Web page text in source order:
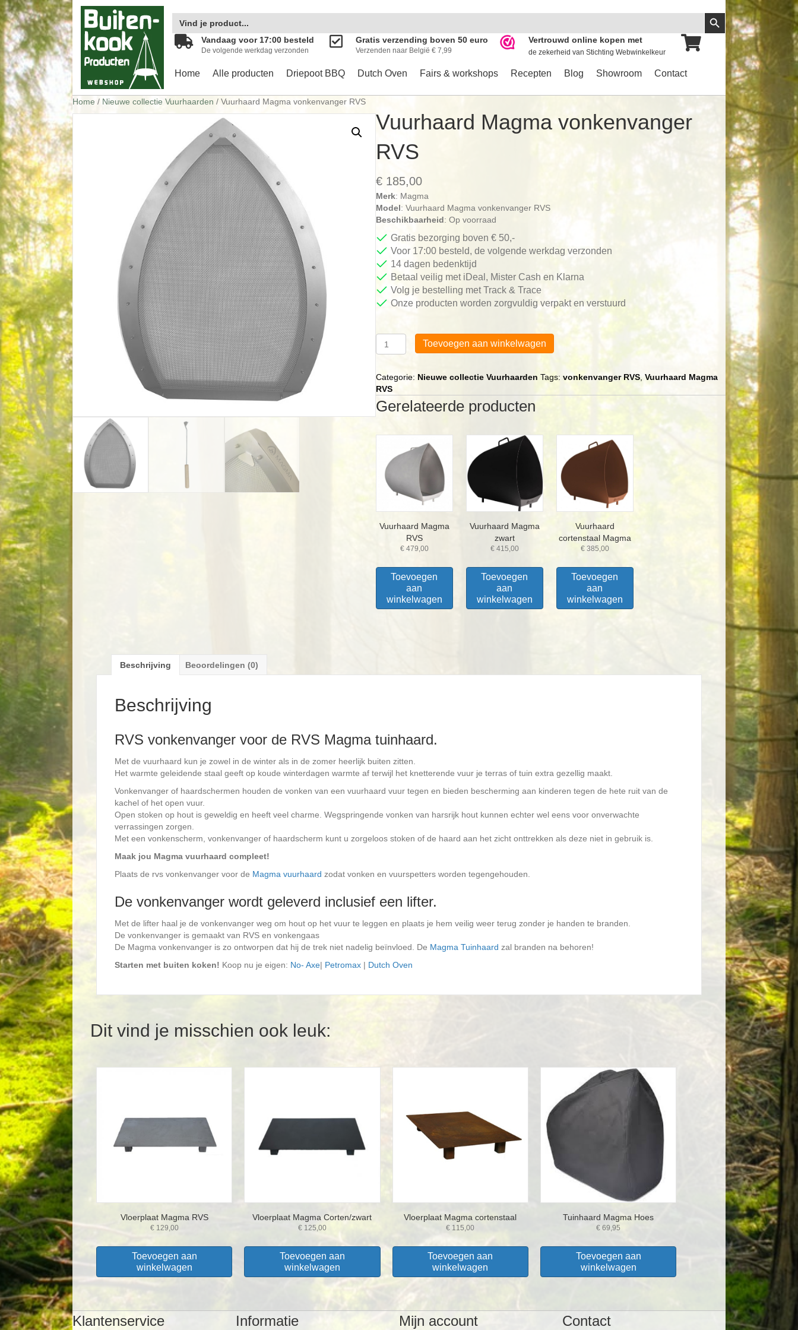
Zoek
naar:
Zoekknop
Vandaag voor 17:00 besteld
De volgende werkdag verzonden
Gratis verzending boven 50 euro
Verzenden naar België € 7,99
Vertrouwd online kopen met
de zekerheid van Stichting Webwinkelkeur
Home Alle producten Driepoot BBQ Dutch Oven Fairs & workshops Recepten Blog Showroom Contact
Home / Nieuwe collectie Vuurhaarden / Vuurhaard Magma vonkenvanger RVS
Vuurhaard Magma vonkenvanger
RVS
€ 185,00
Merk: Magma
Model: Vuurhaard Magma vonkenvanger RVS
Beschikbaarheid: Op voorraad
Gratis bezorging boven € 50,-
Voor 17:00 besteld, de volgende werkdag verzonden
14 dagen bedenktijd
Betaal veilig met iDeal, Mister Cash en Klarna
Volg je bestelling met Track & Trace
Onze producten worden zorgvuldig verpakt en verstuurd
Magma
RVS
aantal
Toevoegen aan winkelwagen
Categorie: Nieuwe collectie Vuurhaarden Tags:vonkenvanger RVS,Vuurhaard Magma
RVS
Gerelateerde producten
Vuurhaard Magma
RVS
€479,00
Toevoegen
aan
winkelwagen
Vuurhaard Magma
zwart
€415,00
Toevoegen
aan
winkelwagen
Vuurhaard
cortenstaal Magma
€385,00
Toevoegen
aan
winkelwagen
Beschrijving Beoordelingen (0)
Beschrijving
RVS vonkenvanger voor de RVS Magma tuinhaard.
Met de vuurhaard kun je zowel in de winter als in de zomer heerlijk buiten zitten.
Het warmte geleidende staal geeft op koude winterdagen warmte af terwijl het knetterende vuur je terras of tuin extra gezellig maakt.
Vonkenvanger of haardschermen houden de vonken van een vuurhaard vuur tegen en bieden bescherming aan kinderen tegen de hete ruit van de
kachel of het open vuur.
Open stoken op hout is geweldig en heeft veel charme. Wegspringende vonken van harsrijk hout kunnen echter wel eens voor onverwachte
verrassingen zorgen.
Met een vonkenscherm, vonkenvanger of haardscherm kunt u zorgeloos stoken of de haard aan het zicht onttrekken als deze niet in gebruik is.
Maak jou Magma vuurhaard compleet!
Plaats de rvs vonkenvanger voor de Magma vuurhaard zodat vonken en vuurspetters worden tegengehouden.
De vonkenvanger wordt geleverd inclusief een lifter.
Met de lifter haal je de vonkenvanger weg om hout op het vuur te leggen en plaats je hem veilig weer terug zonder je handen te branden.
De vonkenvanger is gemaakt van RVS en vonkengaas
De Magma vonkenvanger is zo ontworpen dat hij de trek niet nadelig beïnvloed. De Magma Tuinhaard zal branden na behoren!
Starten met buiten koken! Koop nu je eigen: No- Axe| Petromax | Dutch Oven
Dit vind je misschien ook leuk:
Vloerplaat Magma RVS
€129,00
Toevoegen aan
winkelwagen
Vloerplaat Magma Corten/zwart
€125,00
Toevoegen aan
winkelwagen
Vloerplaat Magma cortenstaal
€ 115,00
Toevoegen aan
winkelwagen
Tuinhaard Magma Hoes
€ 69,95
Toevoegen aan
winkelwagen
Klantenservice Informatie Mijn account Contact